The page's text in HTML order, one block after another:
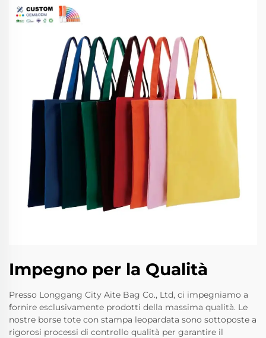
Impegno per la Qualità
Presso Longgang City Aite Bag Co., Ltd, ci impegniamo a
fornire esclusivamente prodotti della massima qualità. Le
nostre borse tote con stampa leopardata sono sottoposte a
rigorosi processi di controllo qualità per garantire il